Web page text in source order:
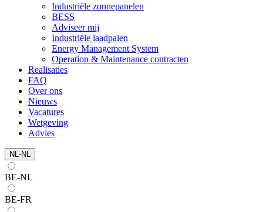
Industriële zonnepanelen
BESS
Adviseer mij
Industriële laadpalen
Energy Management System
Operation & Maintenance contracten
Realisaties
FAQ
Over ons
Nieuws
Vacatures
Wetgeving
Advies
NL-NL
BE-NL
BE-FR